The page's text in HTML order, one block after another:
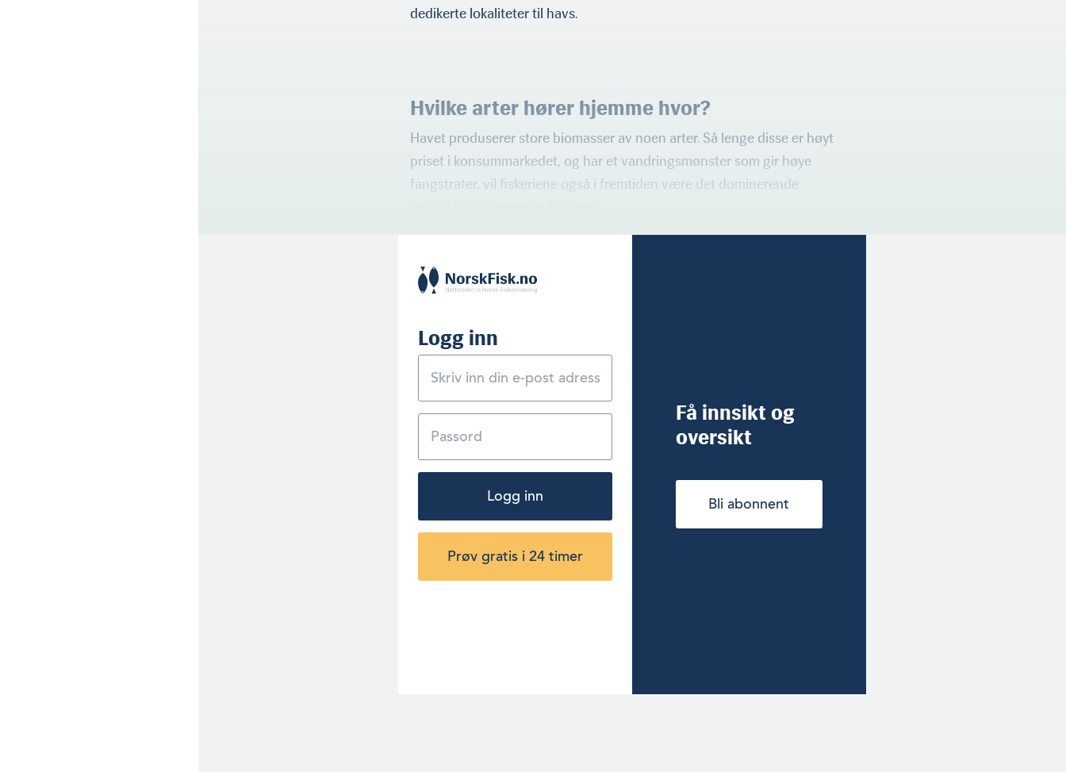
dedikerte lokaliteter til havs.
Hvilke arter hører hjemme hvor?
Havet produserer store biomasser av noen arter. Så lenge disse er høyt
priset i konsummarkedet, og har et vandringsmønster som gir høye
fangstrater, vil fiskeriene også i fremtiden være det domin­erende
Logg inn
Logg inn
Prøv gratis i 24 timer
Få innsikt og
oversikt
Bli abonnent